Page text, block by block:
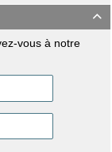

vous à notre